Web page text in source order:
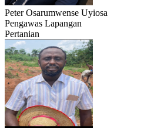
Peter Osarumwense Uyiosa
Pengawas Lapangan
Pertanian